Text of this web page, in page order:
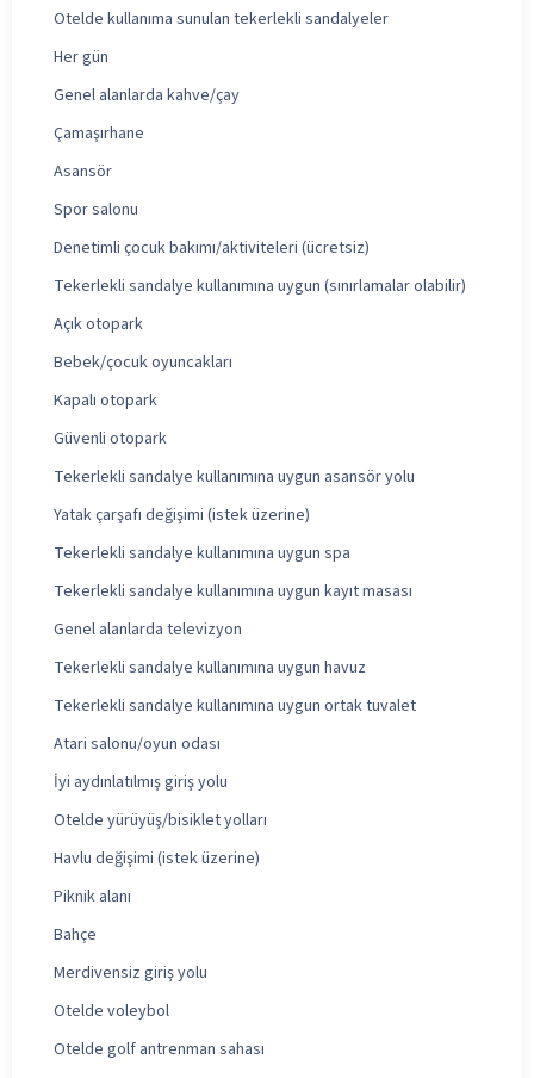
Otelde kullanıma sunulan tekerlekli sandalyeler
Her gün
Genel alanlarda kahve/çay
Çamaşırhane
Asansör
Spor salonu
Denetimli çocuk bakımı/aktiviteleri (ücretsiz)
Tekerlekli sandalye kullanımına uygun (sınırlamalar olabilir)
Açık otopark
Bebek/çocuk oyuncakları
Kapalı otopark
Güvenli otopark
Tekerlekli sandalye kullanımına uygun asansör yolu
Yatak çarşafı değişimi (istek üzerine)
Tekerlekli sandalye kullanımına uygun spa
Tekerlekli sandalye kullanımına uygun kayıt masası
Genel alanlarda televizyon
Tekerlekli sandalye kullanımına uygun havuz
Tekerlekli sandalye kullanımına uygun ortak tuvalet
Atari salonu/oyun odası
İyi aydınlatılmış giriş yolu
Otelde yürüyüş/bisiklet yolları
Havlu değişimi (istek üzerine)
Piknik alanı
Bahçe
Merdivensiz giriş yolu
Otelde voleybol
Otelde golf antrenman sahası